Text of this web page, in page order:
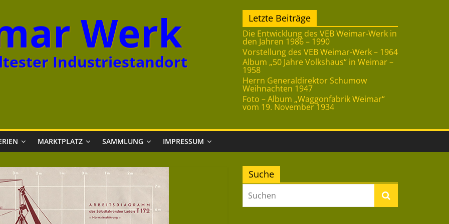
Werk
Industriestandort
Letzte Beiträge
Die Entwicklung des VEB Weimar-Werk in
den Jahren 1986 – 1990
Vorstellung des VEB Weimar-Werk – 1964
Album „50 Jahre Volkshaus“ in Weimar –
1958
Herrn Generaldirektor Schumow
Weihnachten 1947
Foto – Album „Waggonfabrik Weimar“
vom 19. November 1934
MARKTPLATZ SAMMLUNG IMPRESSUM
Suche